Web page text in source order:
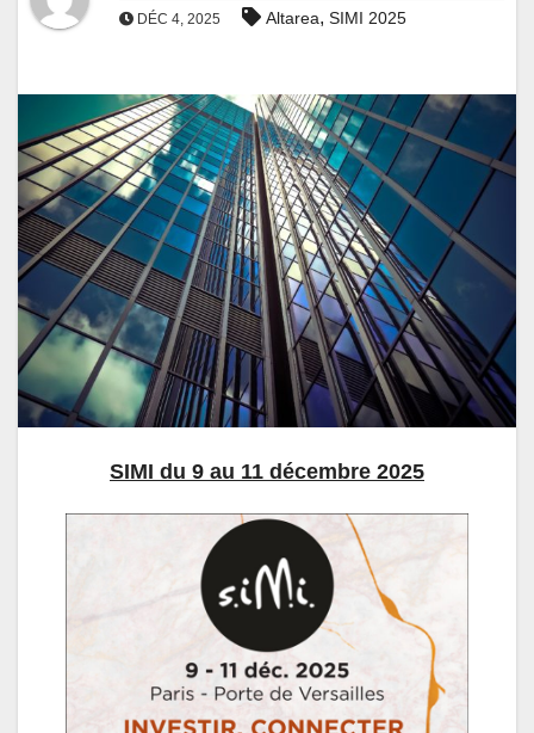
DÉC 4, 2025 Altarea, SIMI 2025
SIMI du 9 au 11 décembre 2025